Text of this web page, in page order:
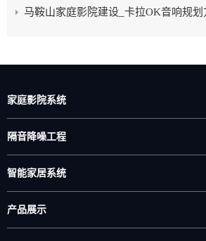
马鞍山家庭影院建设_卡拉OK音响规划
家庭影院系统
隔音降噪工程
智能家居系统
产品展示